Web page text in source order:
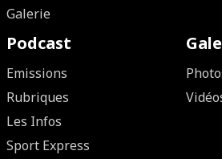
Galerie
Podcast
Emissions
Rubriques
Les Infos
Sport Express